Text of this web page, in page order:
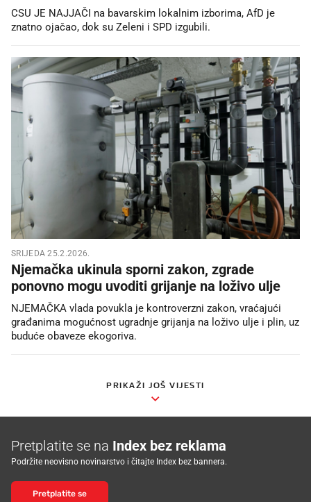
CSU JE NAJJAČI na bavarskim lokalnim izborima, AfD je
znatno ojačao, dok su Zeleni i SPD izgubili.
SRIJEDA 25.2.2026.
Njemačka ukinula sporni zakon, zgrade
ponovno mogu uvoditi grijanje na loživo ulje
NJEMAČKA vlada povukla je kontroverzni zakon, vraćajući
građanima mogućnost ugradnje grijanja na loživo ulje i plin, uz
buduće obaveze ekogoriva.
PRIKAŽI JOŠ VIJESTI
Pretplatite se na Index bez reklama
Podržite neovisno novinarstvo i čitajte Index bez bannera.
Pretplatite se